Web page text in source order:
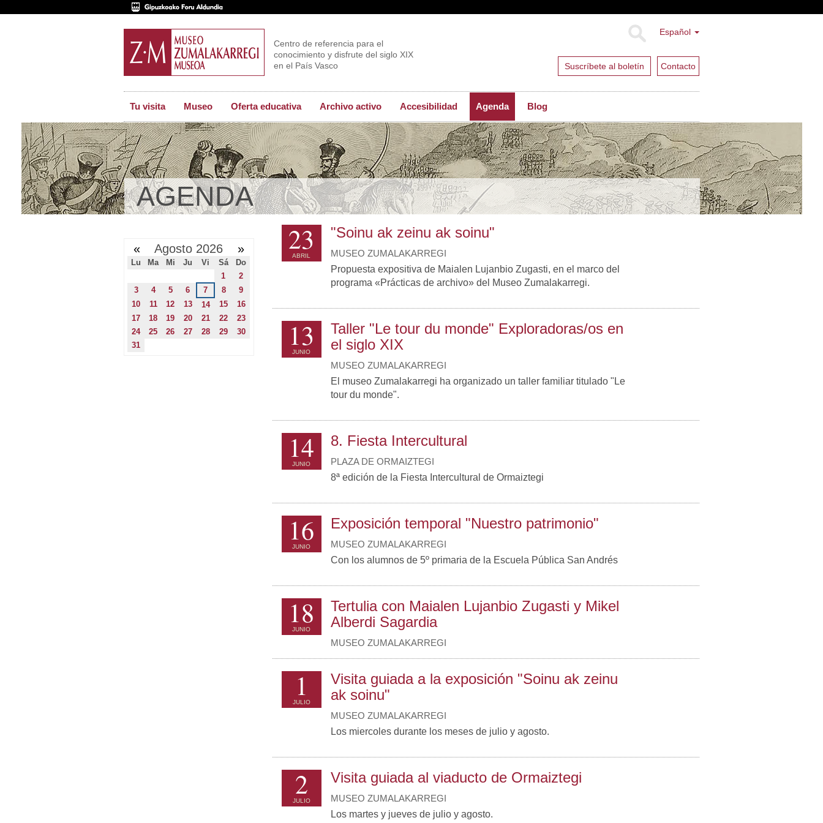
Español
Suscríbete al boletín Contacto
Centro de referencia para el
conocimiento y disfrute del siglo XIX
en el País Vasco
Tu visita Museo Oferta educativa Archivo activo Accesibilidad Agenda Blog
AGENDA
23
ABRIL
"Soinu ak zeinu ak soinu"
MUSEO ZUMALAKARREGI
Propuesta expositiva de Maialen Lujanbio Zugasti, en el marco del
programa «Prácticas de archivo» del Museo Zumalakarregi.
13
JUNIO
Taller "Le tour du monde" Exploradoras/os en
el siglo XIX
MUSEO ZUMALAKARREGI
El museo Zumalakarregi ha organizado un taller familiar titulado "Le
tour du monde".
14
JUNIO
8. Fiesta Intercultural
PLAZA DE ORMAIZTEGI
8ª edición de la Fiesta Intercultural de Ormaiztegi
16
JUNIO
Exposición temporal "Nuestro patrimonio"
MUSEO ZUMALAKARREGI
Con los alumnos de 5º primaria de la Escuela Pública San Andrés
18
JUNIO
Tertulia con Maialen Lujanbio Zugasti y Mikel
Alberdi Sagardia
MUSEO ZUMALAKARREGI
1
JULIO
Visita guiada a la exposición "Soinu ak zeinu
ak soinu"
MUSEO ZUMALAKARREGI
Los miercoles durante los meses de julio y agosto.
2
JULIO
Visita guiada al viaducto de Ormaiztegi
MUSEO ZUMALAKARREGI
Los martes y jueves de julio y agosto.
« Agosto 2026 »
Lu Ma Mi Ju Vi Sá
Do
1
2
3
4 5 6 7 8
9
10
11 12 13 14 15
16
17
18 19 20 21 22
23
24
25 26 27 28 29
30
31